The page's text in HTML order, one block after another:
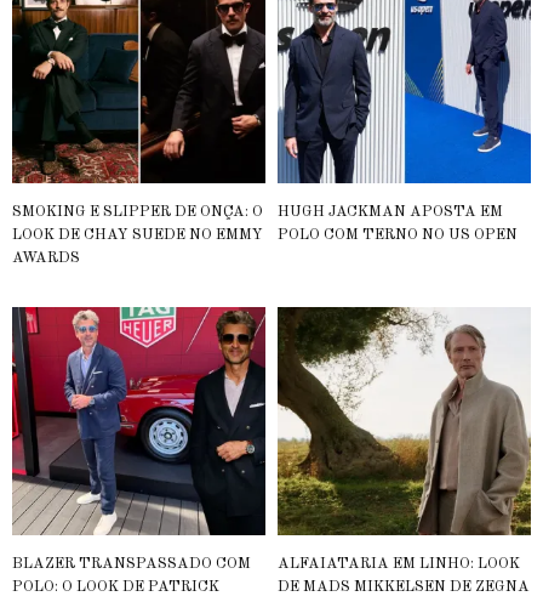
SMOKING E SLIPPER DE ONÇA: O
LOOK DE CHAY SUEDE NO EMMY
AWARDS
HUGH JACKMAN APOSTA EM
POLO COM TERNO NO US OPEN
BLAZER TRANSPASSADO COM
POLO: O LOOK DE PATRICK
ALFAIATARIA EM LINHO: LOOK
DE MADS MIKKELSEN DE ZEGNA